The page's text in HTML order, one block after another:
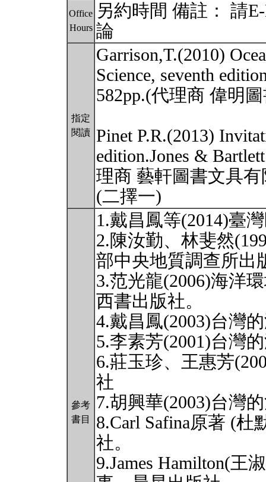
Office
Hours
另約時間 備註： 請
論
指定
閱讀
Garrison,T.(2010)
Science, seventh
582pp.(代理商 偉明
Pinet P.R.(2013)
edition.Jones &
理商 藝軒圖書文具
(二擇一)
參考
書目
1.戴昌鳳等(2014)臺
2.陳汝勤、林斐然
部中央地質調查所出
3.范光龍(2006)海洋
西書出版社。
4.戴昌鳳(2003)台灣
5.李素芳(2001)台灣
6.莊玉珍、王惠芳
社
7.胡興華(2003)台灣
8.Carl Safina原著 (
社。
9.James Hamilton(王